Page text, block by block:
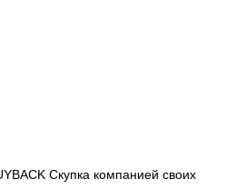
Скупка компанией своих